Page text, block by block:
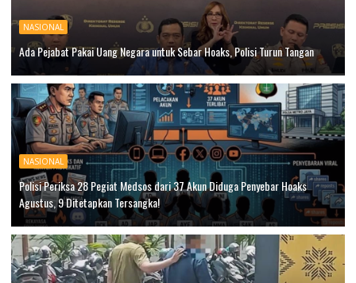
NASIONAL
Ada Pejabat Pakai Uang Negara untuk Sebar Hoaks, Polisi Turun Tangan
NASIONAL
Polisi Periksa 28 Pegiat Medsos dari 37 Akun Diduga Penyebar Hoaks
Agustus, 9 Ditetapkan Tersangka!